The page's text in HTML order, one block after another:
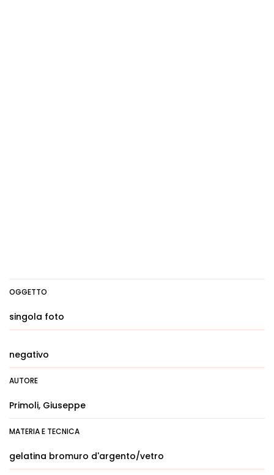
OGGETTO
singola foto
negativo
AUTORE
Primoli, Giuseppe
MATERIA E TECNICA
gelatina bromuro d'argento/vetro